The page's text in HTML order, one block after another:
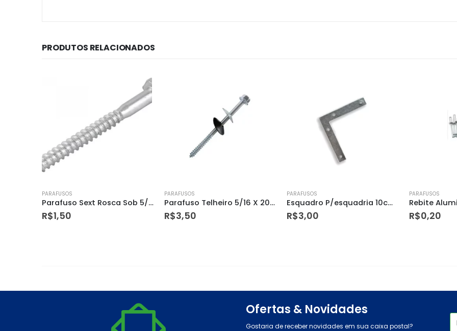
PRODUTOS RELACIONADOS
PARAFUSOS
Parafuso Telheiro 5/16 X 20cm
R$3,50
PARAFUSOS
Esquadro P/esquadria 10cm Loth
R$3,00
PARAFUSOS
Rebite Aluminio 3,2 X 18
R$0,20
PARAFUSOS
Arroela
R$1,00
Ofertas & Novidades
Gostaria de receber novidades em sua caixa postal?